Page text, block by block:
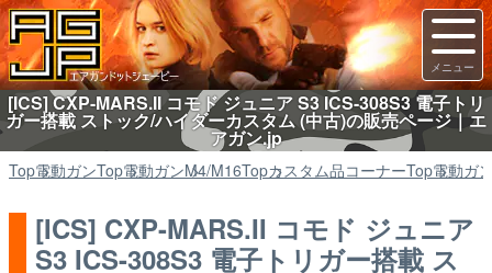
[ICS] CXP-MARS.II コモド ジュニア S3 ICS-308S3 電子トリ
ガー搭載 ストック/ハイダーカスタム (中古)の販売ページ｜エ
アガン.jp
Top電動ガンTop電動ガンM4/M16Topカスタム品コーナーTop電動ガ
[ICS] CXP-MARS.II コモド ジュニア
S3 ICS-308S3 電子トリガー搭載 ス